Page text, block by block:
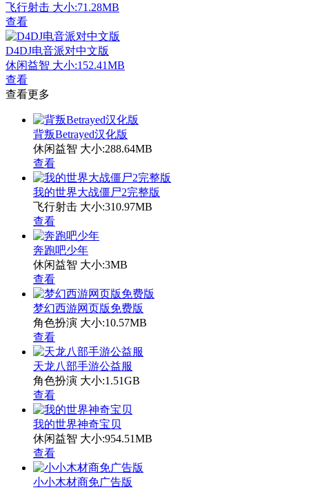
飞行射击 大小:71.28MB
查看
D4DJ电音派对中文版
休闲益智 大小:152.41MB
查看
查看更多
背叛Betrayed汉化版
休闲益智 大小:288.64MB
查看
我的世界大战僵尸2完整版
飞行射击 大小:310.97MB
查看
奔跑吧少年
休闲益智 大小:3MB
查看
梦幻西游网页版免费版
角色扮演 大小:10.57MB
查看
天龙八部手游公益服
角色扮演 大小:1.51GB
查看
我的世界神奇宝贝
休闲益智 大小:954.51MB
查看
小小木材商免广告版